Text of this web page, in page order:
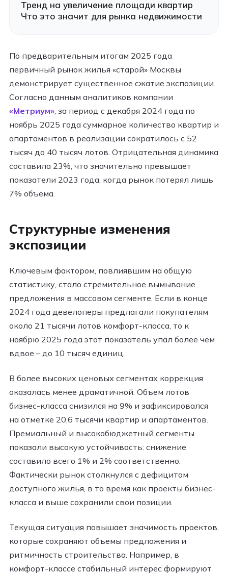
Тренд на увеличение площади квартир
Что это значит для рынка недвижимости
По предварительным итогам 2025 года
первичный рынок жилья «старой» Москвы
демонстрирует существенное сжатие экспозиции.
Согласно данным аналитиков компании
«Метриум» , за период с декабря 2024 года по
ноябрь 2025 года суммарное количество квартир и
апартаментов в реализации сократилось с 52
тысяч до 40 тысяч лотов. Отрицательная динамика
составила 23%, что значительно превышает
показатели 2023 года, когда рынок потерял лишь
7% объема.
Структурные изменения
экспозиции
Ключевым фактором, повлиявшим на общую
статистику, стало стремительное вымывание
предложения в массовом сегменте. Если в конце
2024 года девелоперы предлагали покупателям
около 21 тысячи лотов комфорт-класса, то к
ноябрю 2025 года этот показатель упал более чем
вдвое – до 10 тысяч единиц.
В более высоких ценовых сегментах коррекция
оказалась менее драматичной. Объем лотов
бизнес-класса снизился на 9% и зафиксировался
на отметке 20,6 тысячи квартир и апартаментов.
Премиальный и высокобюджетный сегменты
показали высокую устойчивость: снижение
составило всего 1% и 2% соответственно.
Фактически рынок столкнулся с дефицитом
доступного жилья, в то время как проекты бизнес-
класса и выше сохранили свои позиции.​
Текущая ситуация повышает значимость проектов,
которые сохраняют объемы предложения и
ритмичность строительства. Например, в
комфорт-классе стабильный интерес формируют